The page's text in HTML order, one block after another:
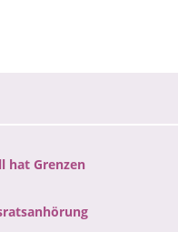
hat Grenzen